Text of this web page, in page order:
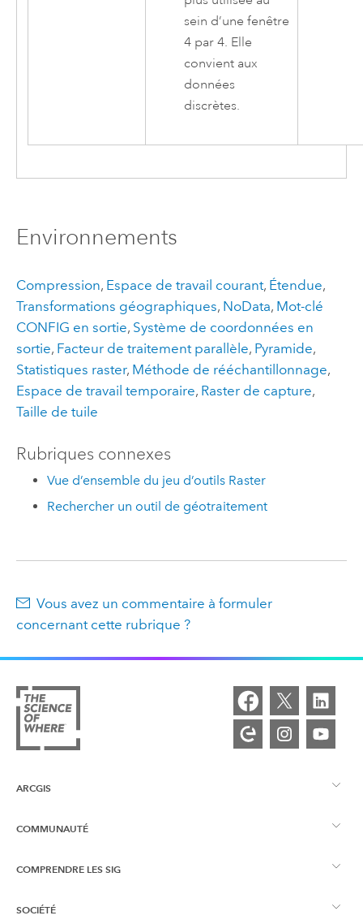
sein d’une fenêtre
4 par 4. Elle
convient aux
données
discrètes.
Environnements
Compression, Espace de travail courant, Étendue,
Transformations géographiques, NoData, Mot-clé
CONFIG en sortie, Système de coordonnées en
sortie, Facteur de traitement parallèle, Pyramide,
Statistiques raster, Méthode de rééchantillonnage,
Espace de travail temporaire, Raster de capture,
Taille de tuile
Rubriques connexes
Vue d’ensemble du jeu d’outils Raster
Rechercher un outil de géotraitement
Vous avez un commentaire à formuler
concernant cette rubrique ?
ARCGIS
Vue d’ensemble d’ArcGIS
Cartographie
COMMUNAUTÉ
Esri Community
Blog ArcGIS
COMPRENDRE LES SIG
Qu’est-ce qu’un SIG ?
SOCIÉTÉ